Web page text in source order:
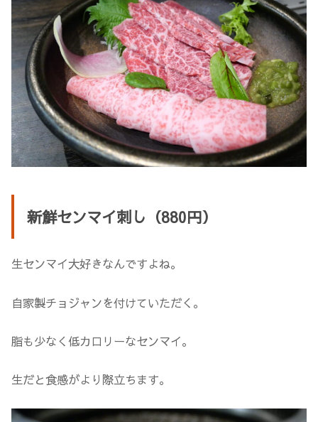
新鮮センマイ刺し（880円）
生センマイ大好きなんですよね。
自家製チョジャンを付けていただく。
脂も少なく低カロリーなセンマイ。
生だと食感がより際立ちます。